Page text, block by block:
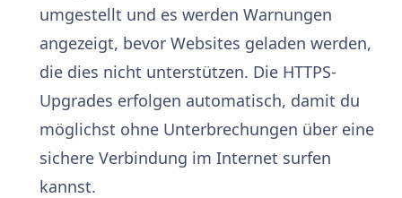
umgestellt und es werden Warnungen
angezeigt, bevor Websites geladen werden,
die dies nicht unterstützen. Die HTTPS-
Upgrades erfolgen automatisch, damit du
möglichst ohne Unterbrechungen über eine
sichere Verbindung im Internet surfen
kannst.